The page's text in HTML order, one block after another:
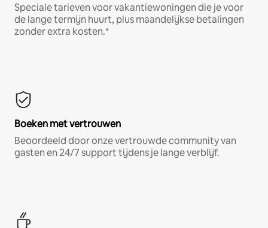
Speciale tarieven voor vakantiewoningen die je voor
de lange termijn huurt, plus maandelijkse betalingen
zonder extra kosten.*
Boeken met vertrouwen
Beoordeeld door onze vertrouwde community van
gasten en 24/7 support tijdens je lange verblijf.